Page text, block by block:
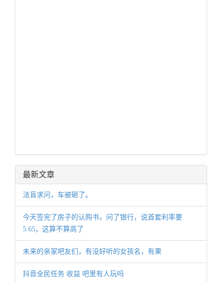
最新文章
法盲求问，车被砸了。
今天签完了房子的认购书，问了银行，说首套利率要
5.65，这算不算高了
未来的亲家吧友们，有没好听的女孩名，有果
抖音全民任务 收益 吧里有人玩吗